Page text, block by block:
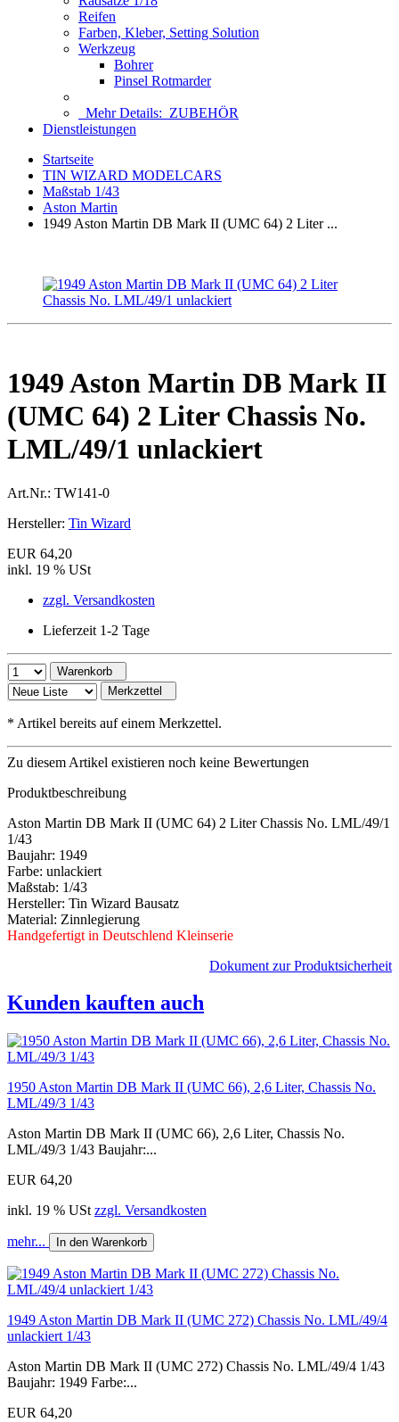
Reifen
Farben, Kleber, Setting Solution
Werkzeug
Bohrer
Pinsel Rotmarder
Mehr Details: ZUBEHÖR
Dienstleistungen
Startseite
TIN WIZARD MODELCARS
Maßstab 1/43
Aston Martin
1949 Aston Martin DB Mark II (UMC 64) 2 Liter ...
1949 Aston Martin DB Mark II
(UMC 64) 2 Liter Chassis No.
LML/49/1 unlackiert
Art.Nr.: TW141-0
Hersteller: Tin Wizard
EUR 64,20
inkl. 19 % USt
zzgl. Versandkosten
Lieferzeit 1-2 Tage
Warenkorb
Merkzettel
* Artikel bereits auf einem Merkzettel.
Zu diesem Artikel existieren noch keine Bewertungen
Produktbeschreibung
Aston Martin DB Mark II (UMC 64) 2 Liter Chassis No. LML/49/1
1/43
Baujahr: 1949
Farbe: unlackiert
Maßstab: 1/43
Hersteller: Tin Wizard Bausatz
Material: Zinnlegierung
Handgefertigt in Deutschlend Kleinserie
Dokument zur Produktsicherheit
Kunden kauften auch
1950 Aston Martin DB Mark II (UMC 66), 2,6 Liter, Chassis No.
LML/49/3 1/43
Aston Martin DB Mark II (UMC 66), 2,6 Liter, Chassis No.
LML/49/3 1/43 Baujahr:...
EUR 64,20
inkl. 19 % USt zzgl. Versandkosten
mehr... In den Warenkorb
1949 Aston Martin DB Mark II (UMC 272) Chassis No. LML/49/4
unlackiert 1/43
Aston Martin DB Mark II (UMC 272) Chassis No. LML/49/4 1/43
Baujahr: 1949 Farbe:...
EUR 64,20